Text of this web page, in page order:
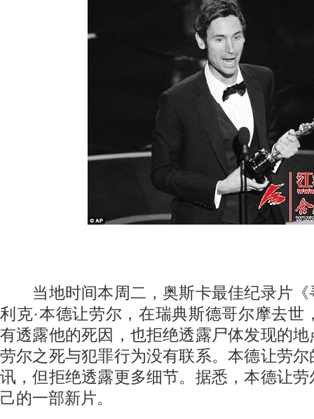
当地时间本周二，奥斯卡最佳纪录片《
利克·本德让劳尔，在瑞典斯德哥尔摩去世
有透露他的死因，也拒绝透露尸体发现的
劳尔之死与犯罪行为没有联系。本德让劳
讯，但拒绝透露更多细节。据悉，本德让
己的一部新片。